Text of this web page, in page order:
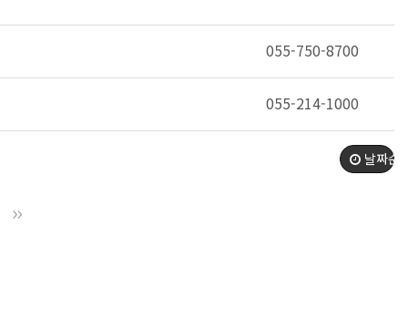
055-750-8700
055-214-1000
날짜순